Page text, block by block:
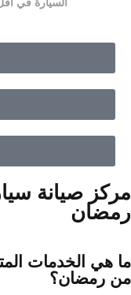
مركز صيانة
رمضان
ما هي الخدمات
من رمضان؟